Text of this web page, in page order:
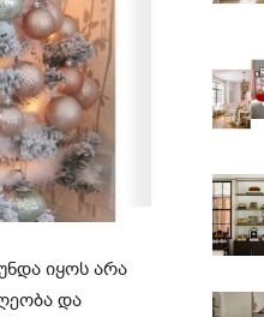
იყოს არა
და